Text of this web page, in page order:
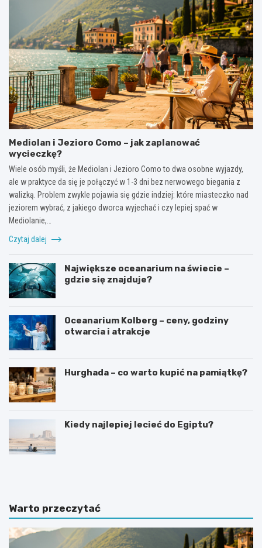
Mediolan i Jezioro Como – jak zaplanować
wycieczkę?
Wiele osób myśli, że Mediolan i Jezioro Como to dwa osobne wyjazdy,
ale w praktyce da się je połączyć w 1-3 dni bez nerwowego biegania z
walizką. Problem zwykle pojawia się gdzie indziej: które miasteczko nad
jeziorem wybrać, z jakiego dworca wyjechać i czy lepiej spać w
Mediolanie,…
Czytaj dalej
Największe oceanarium na świecie –
gdzie się znajduje?
Oceanarium Kolberg – ceny, godziny
otwarcia i atrakcje
Hurghada – co warto kupić na pamiątkę?
Kiedy najlepiej lecieć do Egiptu?
C
B
a
l
i
N
p
s
z
e
Warto przeczytać